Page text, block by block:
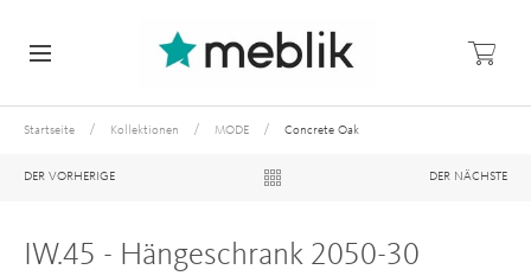
Startseite / Kollektionen / MODE / Concrete Oak
DER VORHERIGE DER NÄCHSTE
IW.45 - Hängeschrank 2050-30